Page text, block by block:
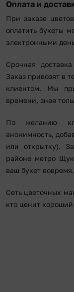
Оплата и
При заказе
оплатить букеты
электронными
Срочная
Заказ привозят в
клиентом. Мы
времени, зная
По желанию
анонимность,
или открытку).
районе метро
ваш букет вовремя.
Сеть цветочных
кто ценит